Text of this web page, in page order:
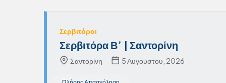
Σερβιτόροι
Σερβιτόρα Β’ | Σαντορίνη
Σαντορίνη 5 Αυγούστου, 2026